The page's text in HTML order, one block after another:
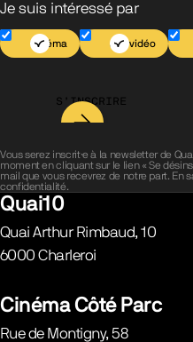
Je suis intéressé par
Cinéma Jeu vidéo
S’INSCRIRE
Vous serez inscrit·e à la newsletter de
moment en cliquant sur le lien « Se
mail que vous recevrez de notre part. En
confidentialité.
Quai10
Quai Arthur Rimbaud, 10
6000 Charleroi
Cinéma Côté Parc
Rue de Montigny, 58